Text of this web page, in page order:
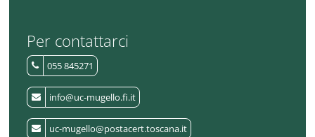
Per contattarci
055 845271
info@uc-mugello.fi.it
uc-mugello@postacert.toscana.it